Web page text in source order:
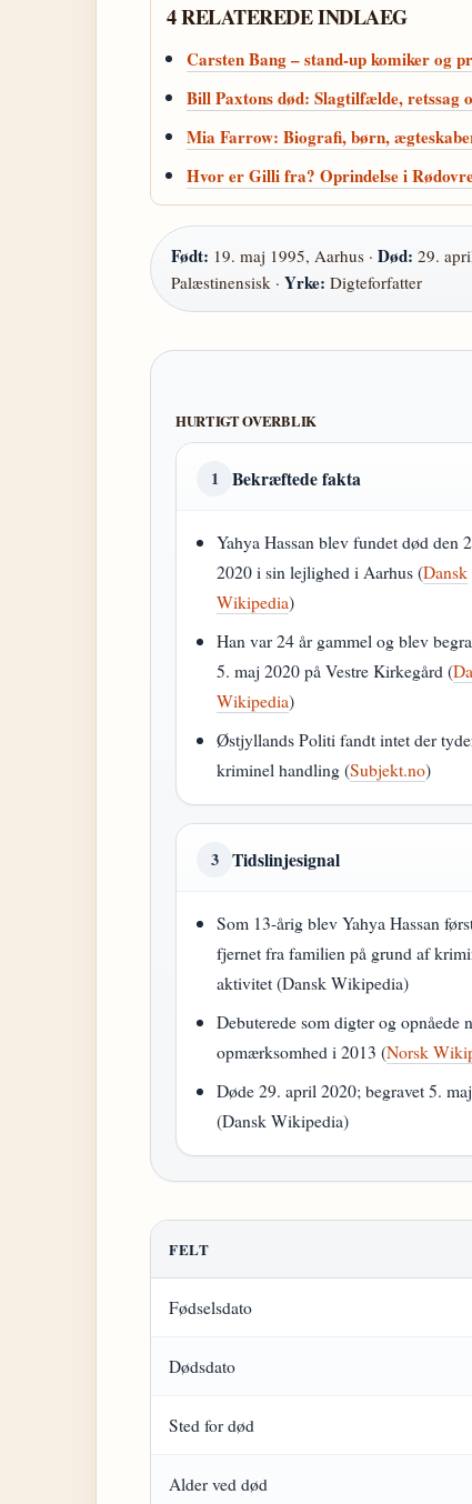
4 RELATEREDE INDLAEG
Carsten Bang – stand-up komiker og
Bill Paxtons død: Slagtilfælde, retssag
Mia Farrow: Biografi, børn,
Hvor er Gilli fra? Oprindelse i
Født: 19. maj 1995, Aarhus · Død: 29.
Palæstinensisk · Yrke: Digteforfatter
HURTIGT OVERBLIK
1 Bekræftede fakta
Yahya Hassan blev fundet død den
2020 i sin lejlighed i Aarhus (Dansk
Wikipedia)
Han var 24 år gammel og blev
5. maj 2020 på Vestre Kirkegård (
Wikipedia)
Østjyllands Politi fandt intet der
kriminel handling (Subjekt.no)
3 Tidslinjesignal
Som 13-årig blev Yahya Hassan
fjernet fra familien på grund af
aktivitet (Dansk Wikipedia)
Debuterede som digter og opnåede
opmærksomhed i 2013 (Norsk
Døde 29. april 2020; begravet 5.
(Dansk Wikipedia)
FELT
Fødselsdato
Dødsdato
Sted for død
Alder ved død